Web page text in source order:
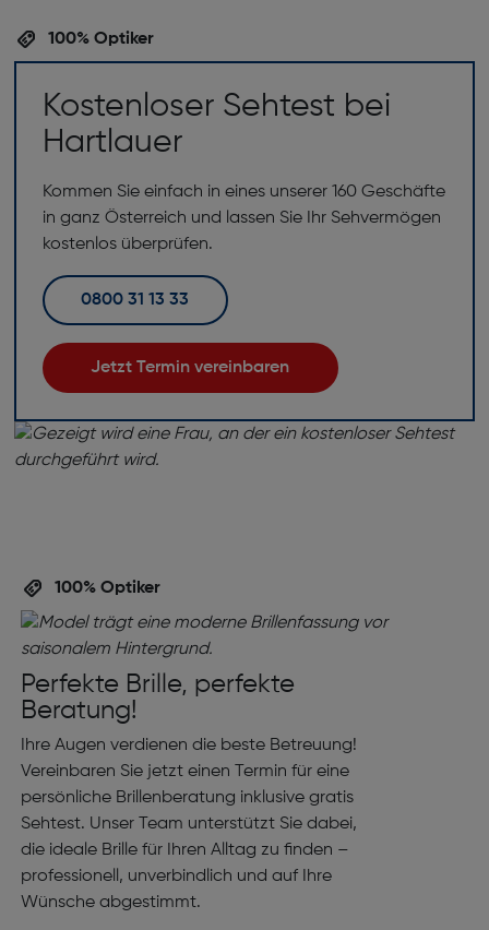
100% Optiker
Kostenloser Sehtest bei
Hartlauer
Kommen Sie einfach in eines unserer 160 Geschäfte
in ganz Österreich und lassen Sie Ihr Sehvermögen
kostenlos überprüfen.
0800 31 13 33
Jetzt Termin vereinbaren
100% Optiker
Perfekte Brille, perfekte
Beratung!
Ihre Augen verdienen die beste Betreuung!
Vereinbaren Sie jetzt einen Termin für eine
persönliche Brillenberatung inklusive gratis
Sehtest. Unser Team unterstützt Sie dabei,
die ideale Brille für Ihren Alltag zu finden –
professionell, unverbindlich und auf Ihre
Wünsche abgestimmt.